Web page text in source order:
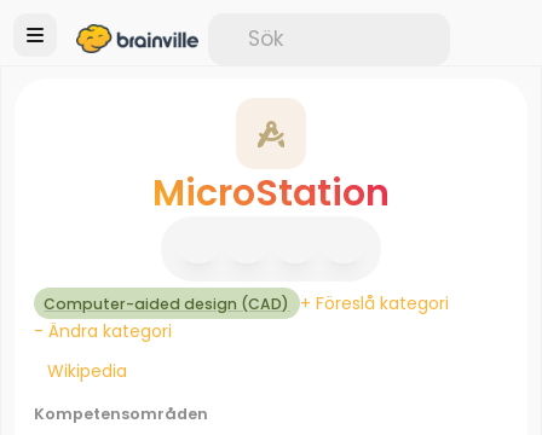
MicroStation
Computer-aided design (CAD)
+ Föreslå kategori
- Ändra kategori
Wikipedia
Kompetensområden